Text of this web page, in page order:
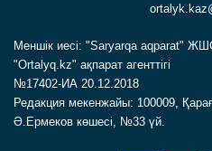
Меншік иесі: "Saryarqa aqparat"
"Ortalyq.kz" ақпарат агенттігі
№17402-ИА 20.12.2018
Редакция мекенжайы: 100009,
Ә.Ермеков көшесі, №33 үй.